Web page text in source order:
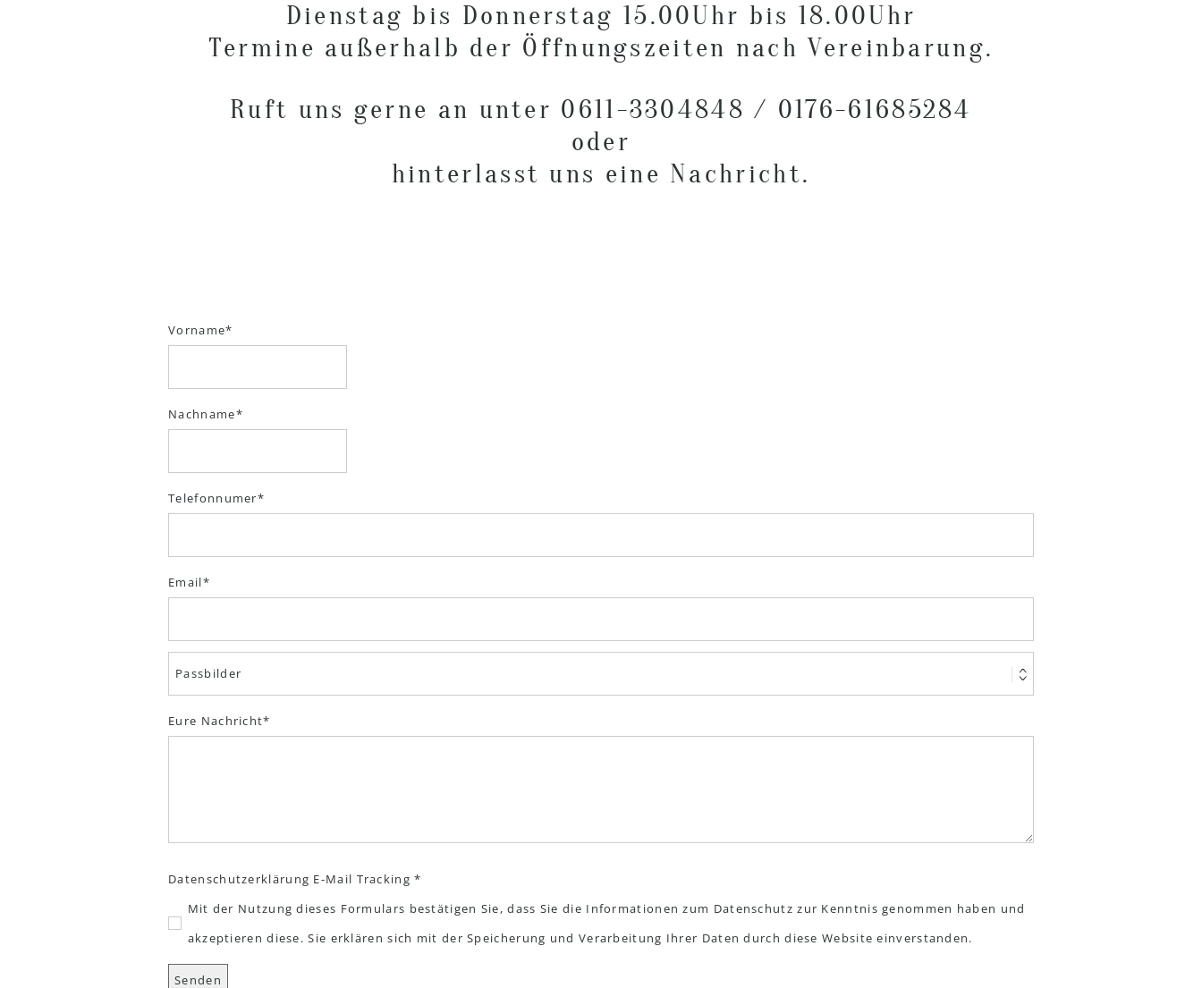
Dienstag bis Donnerstag 15.00Uhr bis 18.00Uhr
Termine außerhalb der Öffnungszeiten nach Vereinbarung.
Ruft uns gerne an unter 0611-3304848 / 0176-61685284
oder
hinterlasst uns eine Nachricht.
Vorname
Nachname
Telefonnumer
Email
Eure Nachricht
Datenschutzerklärung E-Mail Tracking *
Mit der Nutzung dieses Formulars bestätigen Sie, dass Sie die Informationen zum Datenschutz zur Kenntnis genommen haben und
akzeptieren diese. Sie erklären sich mit der Speicherung und Verarbeitung Ihrer Daten durch diese Website einverstanden.